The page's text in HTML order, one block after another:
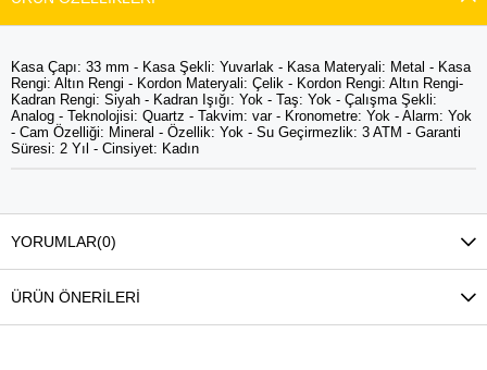
Kasa Çapı: 33 mm - Kasa Şekli: Yuvarlak - Kasa Materyali: Metal - Kasa
Rengi: Altın Rengi - Kordon Materyali: Çelik - Kordon Rengi: Altın Rengi-
Kadran Rengi: Siyah - Kadran Işığı: Yok - Taş: Yok - Çalışma Şekli:
Analog - Teknolojisi: Quartz - Takvim: var - Kronometre: Yok - Alarm: Yok
- Cam Özelliği: Mineral - Özellik: Yok - Su Geçirmezlik: 3 ATM - Garanti
Süresi: 2 Yıl - Cinsiyet: Kadın
YORUMLAR(0)
ÜRÜN ÖNERILERI